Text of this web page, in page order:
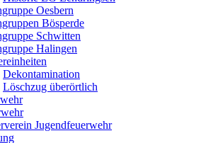
Oesbern
Bösperde
Schwitten
Halingen
Dekontamination
Löschzug überörtlich
Jugendfeuerwehr